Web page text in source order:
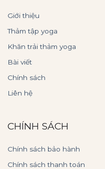
Giới thiệu
Thảm tập yoga
Khăn trải thảm yoga
Bài viết
Chính sách
Liên hệ
CHÍNH SÁCH
Chính sách bảo hành
Chính sách thanh toán